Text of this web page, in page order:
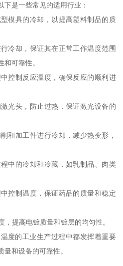
是一些常见的适用行业：
模具的冷却，以提高塑料制品的质
冷却，保证其在正常工作温度范围
可靠性。
控制反应温度，确保反应的顺利进
光头，防止过热，保证激光设备的
和加工件进行冷却，减少热变形，
中的冷却和冷藏，如乳制品、肉类
控制温度，保证药品的质量和稳定
提高电镀质量和镀层的均匀性。
度的工业生产过程中都发挥着重要
和设备的可靠性。